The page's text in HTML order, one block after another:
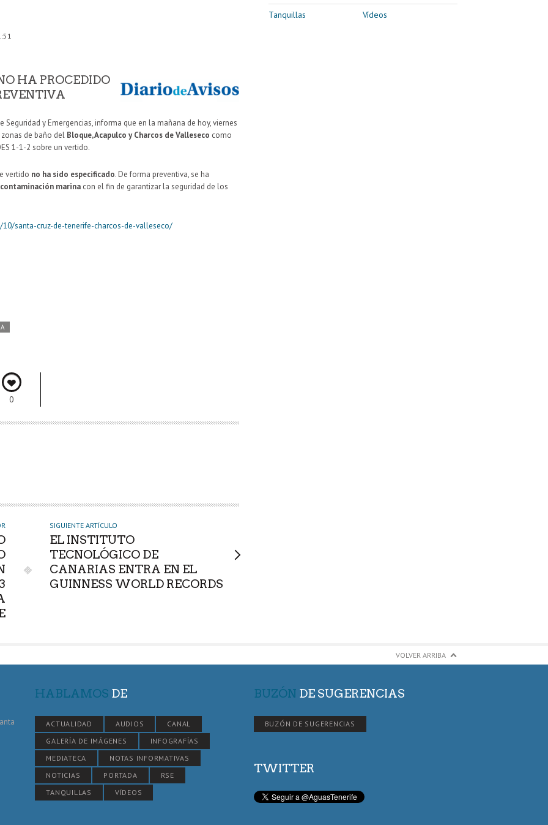
HA PROCEDIDO
Seguridad y Emergencias, informa que en la mañana de hoy, viernes
de baño del Bloque, Acapulco y Charcos de Valleseco como
1-1-2 sobre un vertido.
vertido no ha sido especificado. De forma preventiva, se ha
marina con el fin de garantizar la seguridad de los
santa-cruz-de-tenerife-charcos-de-valleseco/
0
SIGUIENTE ARTÍCULO
EL INSTITUTO
TECNOLÓGICO DE
CANARIAS ENTRA EN EL
GUINNESS WORLD RECORDS
Tanquillas
Vídeos
VOLVER ARRIBA
HABLAMOS DE
ACTUALIDAD AUDIOS
CANAL
GALERÍA DE IMÁGENES
INFOGRAFÍAS
MEDIATECA
NOTAS INFORMATIVAS
NOTICIAS
PORTADA
RSE
TANQUILLAS
VÍDEOS
BUZÓN DE SUGERENCIAS
BUZÓN DE SUGERENCIAS
TWITTER